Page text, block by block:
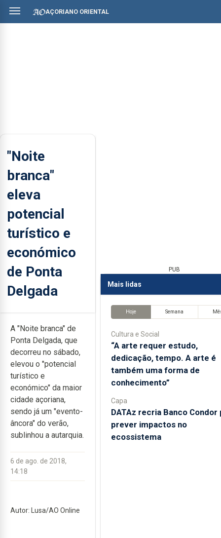
AÇORIANO ORIENTAL
"Noite
branca"
eleva
potencial
turístico e
económico
de Ponta
Delgada
A "Noite branca" de
Ponta Delgada, que
decorreu no sábado,
elevou o "potencial
turístico e
económico" da maior
cidade açoriana,
sendo já um "evento-
âncora" do verão,
sublinhou a autarquia.
6 de ago. de 2018,
14:18
Autor: Lusa/AO Online
PUB
Mais lidas
Hoje Semana
Cultura e Social
“A arte requer estudo,
dedicação, tempo. A arte é
também uma forma de
conhecimento”
Capa
DATAz recria Banco Condor
prever impactos no
ecossistema